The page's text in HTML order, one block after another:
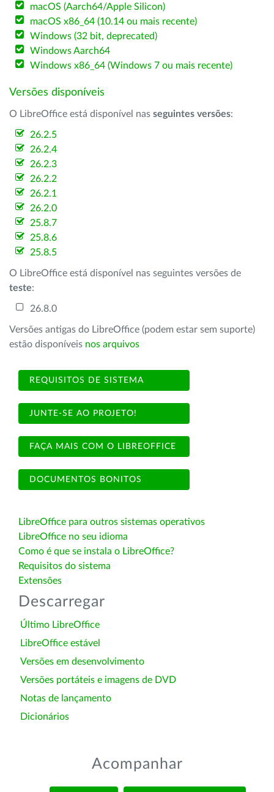
macOS (Aarch64/Apple Silicon)
macOS x86_64 (10.14 ou mais recente)
Windows (32 bit, deprecated)
Windows Aarch64
Windows x86_64 (Windows 7 ou mais recente)
Versões disponíveis
O LibreOffice está disponível nas seguintes versões:
26.2.5
26.2.4
26.2.3
26.2.2
26.2.1
26.2.0
25.8.7
25.8.6
25.8.5
O LibreOffice está disponível nas seguintes versões de
teste:
26.8.0
Versões antigas do LibreOffice (podem estar sem suporte)
estão disponíveis nos arquivos
REQUISITOS DE SISTEMA
JUNTE-SE AO PROJETO!
FAÇA MAIS COM O LIBREOFFICE
DOCUMENTOS BONITOS
LibreOffice para outros sistemas operativos
LibreOffice no seu idioma
Como é que se instala o LibreOffice?
Requisitos do sistema
Extensões
Descarregar
Último LibreOffice
LibreOffice estável
Versões em desenvolvimento
Versões portáteis e imagens de DVD
Notas de lançamento
Dicionários
Acompanhar